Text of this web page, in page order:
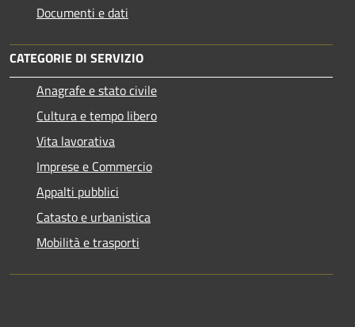
Documenti e dati
CATEGORIE DI SERVIZIO
Anagrafe e stato civile
Cultura e tempo libero
Vita lavorativa
Imprese e Commercio
Appalti pubblici
Catasto e urbanistica
Mobilità e trasporti